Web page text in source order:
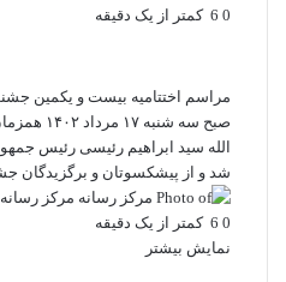
0
کمتر از یک دقیقه
مراسم اختتامیه بیست و یکمین
صبح سه شنبه ۱۷ مرداد ۱۴۰۲ همزمان با
الله سید ابراهیم رئیسی رئیس
شد و از پیشکسوتان و برگزیدگان
مرکز رسانه
0
کمتر از یک دقیقه
نمایش بیشتر